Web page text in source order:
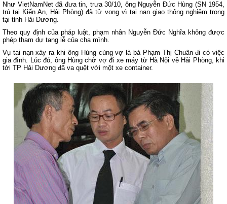
Như VietNamNet đã đưa tin, trưa 30/10, ông Nguyễn Đức Hùng (SN 1954,
trú tại Kiến An, Hải Phòng) đã tử vong vì tai nạn giao thông nghiêm trọng
tại tỉnh Hải Dương.
Theo quy định của pháp luật, phạm nhân Nguyễn Đức Nghĩa không được
phép tham dự tang lễ của cha mình.
Vụ tai nạn xảy ra khi ông Hùng cùng vợ là bà Phạm Thị Chuân đi có việc
gia đình. Lúc đó, ông Hùng chở vợ đi xe máy từ Hà Nội về Hải Phòng, khi
tới TP Hải Dương đã va quệt với một xe container.